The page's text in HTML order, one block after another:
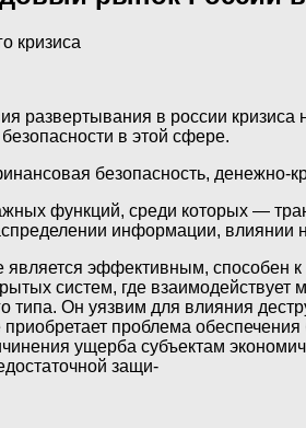
кризиса
развертывания в россии
в этой сфере.
безопасность, денежно-
функций, среди которых —
информации, влиянии
эффективным, способен
систем, где
типа. Он уязвим для влияния
проблема
ущерба субъектам
защи-